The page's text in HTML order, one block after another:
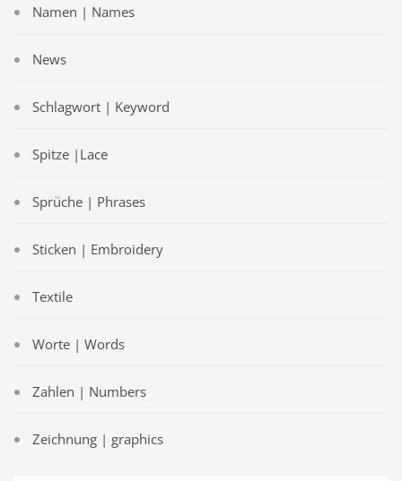
Namen | Names
News
Schlagwort | Keyword
Spitze |Lace
Sprüche | Phrases
Sticken | Embroidery
Textile
Worte | Words
Zahlen | Numbers
Zeichnung | graphics